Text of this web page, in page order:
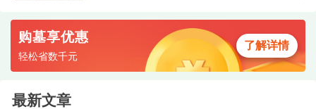
价格：3.5万-4万
特点：开放式长廊设计，绿植环绕，更显自
然。
购墓享优惠
轻松省数千元
了解详情
最新文章